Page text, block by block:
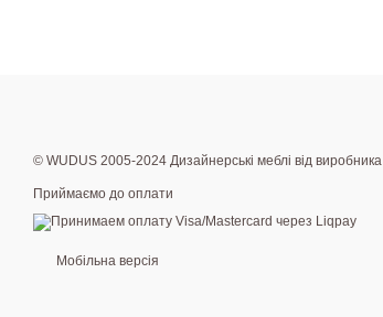
© WUDUS 2005-2024 Дизайнерські меблі від виробника
Приймаємо до оплати
Мобільна версія